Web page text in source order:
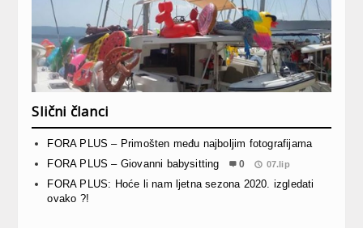
Slični članci
FORA PLUS – Primošten među najboljim fotografijama
FORA PLUS – Giovanni babysitting
0 07.lip
FORA PLUS: Hoće li nam ljetna sezona 2020. izgledati
ovako ?!